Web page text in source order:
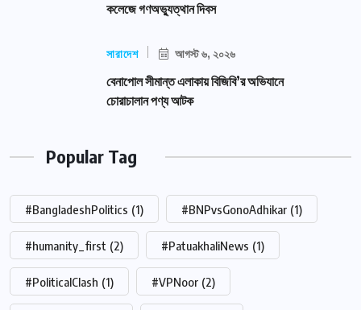
কলেজে গণঅভ্যুত্থান দিবস
সারাদেশ আগস্ট ৬, ২০২৬
বেনাপোল সীমান্ত এলাকায় বিজিবি’র অভিযানে
চোরাচালান পণ্য আটক
Popular Tag
#BangladeshPolitics (1) #BNPvsGonoAdhikar (1)
#humanity_first (2) #PatuakhaliNews (1)
#PoliticalClash (1) #VPNoor (2)